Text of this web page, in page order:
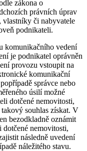
zákona o
právních úprav
vlastníky či nabyvatele
podnikateli.
komunikačního vedení
je podnikatel oprávněn
provozu vstoupit na
komunikační
správce nebo
úsilí možné
dotčené nemovitosti,
souhlas získat. V
bezodkladně oznámit
nemovitosti,
následně uvedení
náležitého stavu.